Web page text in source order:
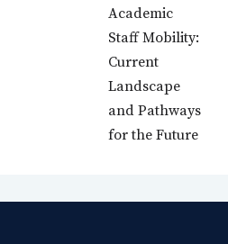
Academic
Staff Mobility:
Current
Landscape
and Pathways
for the Future